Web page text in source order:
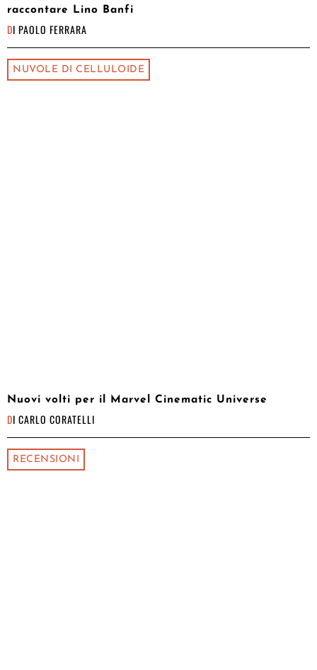
raccontare Lino Banfi
DI PAOLO FERRARA
NUVOLE DI CELLULOIDE
Nuovi volti per il Marvel Cinematic Universe
DI CARLO CORATELLI
RECENSIONI